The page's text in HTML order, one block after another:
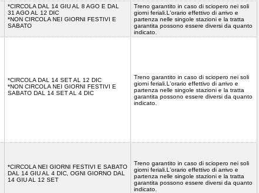
*CIRCOLA DAL 14 GIU AL 8 AGO E DAL
31 AGO AL 12 DIC
*NON CIRCOLA NEI GIORNI FESTIVI E
SABATO
Treno garantito in caso di sciopero nei soli
giorni feriali.L'orario effettivo di arrivo e
partenza nelle singole stazioni e la tratta
garantita possono essere diversi da quanto
indicato.
*CIRCOLA DAL 14 SET AL 12 DIC
*NON CIRCOLA NEI GIORNI FESTIVI E
SABATO DAL 14 SET AL 4 DIC
Treno garantito in caso di sciopero nei soli
giorni feriali.L'orario effettivo di arrivo e
partenza nelle singole stazioni e la tratta
garantita possono essere diversi da quanto
indicato.
*CIRCOLA NEI GIORNI FESTIVI E SABATO
DAL 14 GIU AL 4 DIC, OGNI GIORNO DAL
14 GIU AL 12 SET
Treno garantito in caso di sciopero nei soli
giorni feriali.L'orario effettivo di arrivo e
partenza nelle singole stazioni e la tratta
garantita possono essere diversi da quanto
indicato.